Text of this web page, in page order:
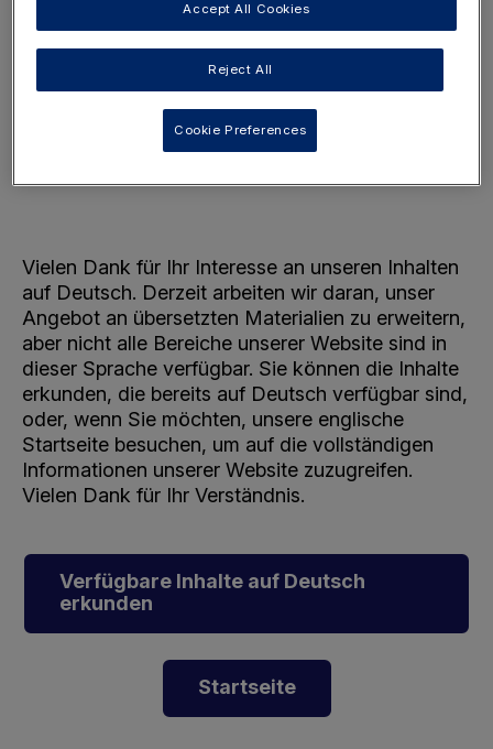
This will display this page in the selected
language.
English
Vielen Dank für Ihr Interesse an unseren Inhalten
auf Deutsch. Derzeit arbeiten wir daran, unser
Angebot an übersetzten Materialien zu erweitern,
aber nicht alle Bereiche unserer Website sind in
dieser Sprache verfügbar. Sie können die Inhalte
erkunden, die bereits auf Deutsch verfügbar sind,
oder, wenn Sie möchten, unsere englische
Startseite besuchen, um auf die vollständigen
Informationen unserer Website zuzugreifen.
Vielen Dank für Ihr Verständnis.
Verfügbare Inhalte auf Deutsch
erkunden
Startseite
Reject All
Accept All Cookies
Cookie Preferences